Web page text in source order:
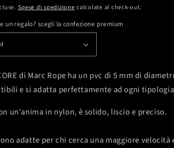
Spese di spedizione calcolate al check-out.
un regalo? scegli la confezione premium
di Marc Rope ha un pvc di 5 mm di
e si adatta perfettamente ad ogni
un'anima in nylon, è solido, liscio e preciso.
adatte per chi cerca una maggiore